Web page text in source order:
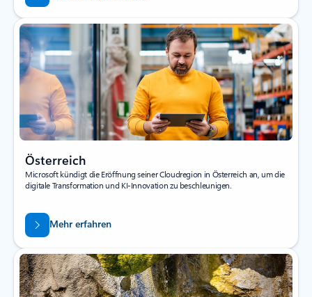
Österreich
Microsoft kündigt die Eröffnung seiner Cloudregion in Österreich an, um die
digitale Transformation und KI-Innovation zu beschleunigen.
Mehr erfahren